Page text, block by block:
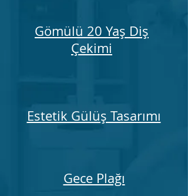
Gömülü 20 Yaş Diş
Çekimi
Estetik Gülüş Tasarımı
Gece Plağı